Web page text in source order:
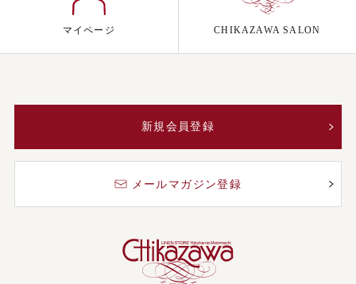
マイページ CHIKAZAWA SALON
新規会員登録
メールマガジン登録